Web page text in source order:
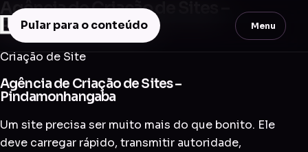
Pular para o conteúdo Menu
Agência de Criação de Sites –
Pindamonhangaba
Criação de Site
Agência de Criação de Sites –
Pindamonhangaba
Um site precisa ser muito mais do que bonito. Ele
deve carregar rápido, transmitir autoridade,